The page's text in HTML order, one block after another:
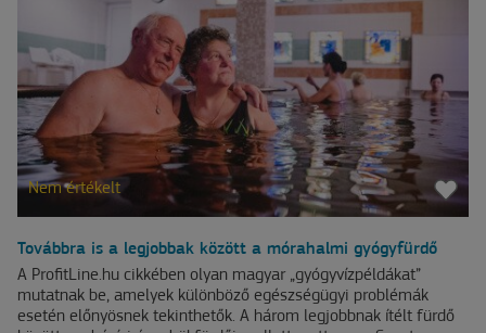
Nem értékelt
Továbbra is a legjobbak között a mórahalmi gyógyfürdő
A ProfitLine.hu cikkében olyan magyar „gyógyvízpéldákat”
mutatnak be, amelyek különböző egészségügyi problémák
esetén előnyösnek tekinthetők. A három legjobbnak ítélt fürdő